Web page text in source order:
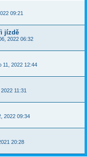
09:21
jízdě
2022 06:32
11, 2022 12:44
11:31
2022 09:34
20:28